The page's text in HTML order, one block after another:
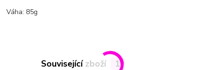
Váha: 85g
Související zboží 1